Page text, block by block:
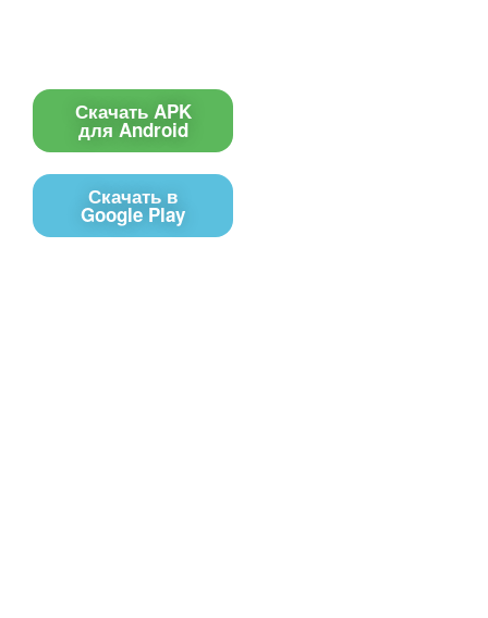
Скачать APK
для Android
Скачать в
Google Play